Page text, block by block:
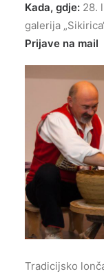
Kada, gdje: 28.
galerija
Prijave na mail
Tradicijsko